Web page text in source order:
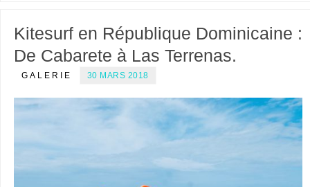
Kitesurf en République Dominicaine :
De Cabarete à Las Terrenas.
GALERIE 30 MARS 2018